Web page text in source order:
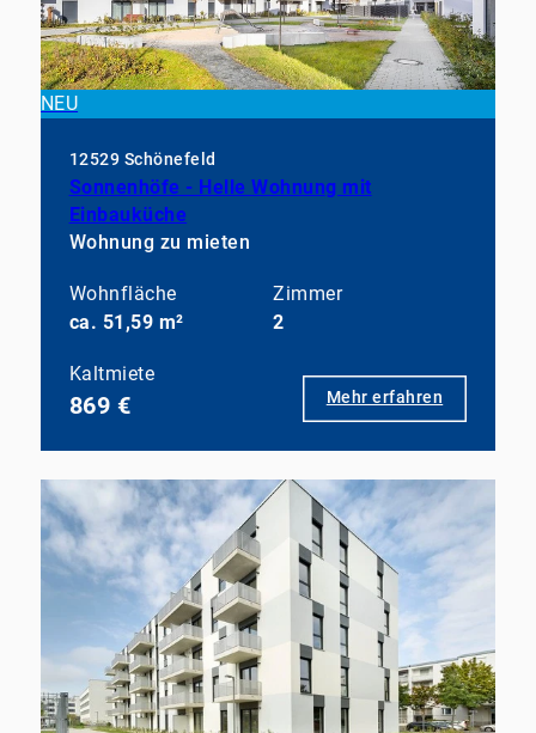
NEU
12529 Schönefeld
Sonnenhöfe - Helle Wohnung mit
Einbauküche
Wohnung zu mieten
Wohnfläche
ca. 51,59 m²
Zimmer
2
Kaltmiete
869 € Mehr erfahren